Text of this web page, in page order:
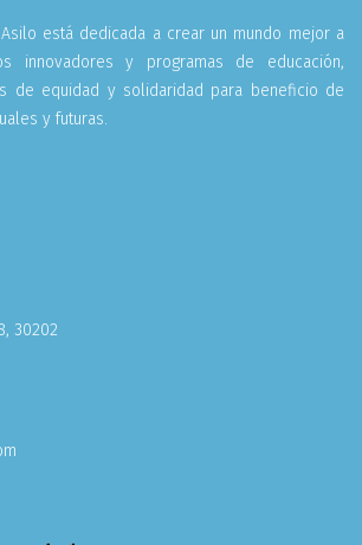
Asilo está dedicada a crear un mundo mejor a
innovadores y programas de educación,
de equidad y solidaridad para beneficio de
y futuras.
30202